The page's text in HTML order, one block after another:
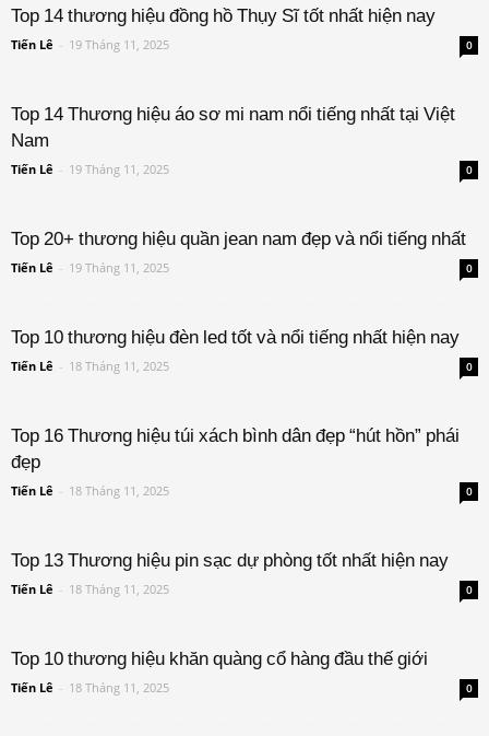
Top 14 thương hiệu đồng hồ Thụy Sĩ tốt nhất hiện nay
Tiến Lê - 19 Tháng 11, 2025 0
Top 14 Thương hiệu áo sơ mi nam nổi tiếng nhất tại Việt
Nam
Tiến Lê - 19 Tháng 11, 2025 0
Top 20+ thương hiệu quần jean nam đẹp và nổi tiếng nhất
Tiến Lê - 19 Tháng 11, 2025 0
Top 10 thương hiệu đèn led tốt và nổi tiếng nhất hiện nay
Tiến Lê - 18 Tháng 11, 2025 0
Top 16 Thương hiệu túi xách bình dân đẹp “hút hồn” phái
đẹp
Tiến Lê - 18 Tháng 11, 2025 0
Top 13 Thương hiệu pin sạc dự phòng tốt nhất hiện nay
Tiến Lê - 18 Tháng 11, 2025 0
Top 10 thương hiệu khăn quàng cổ hàng đầu thế giới
Tiến Lê - 18 Tháng 11, 2025 0